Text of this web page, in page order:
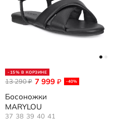
-15% В КОРЗИНЕ
7 999 ₽ -40%
13 290₽
Босоножки
MARYLOU
37 38 39 40 41